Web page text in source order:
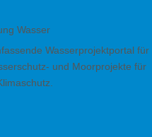
Wasserprojektportal für
und Moorprojekte für